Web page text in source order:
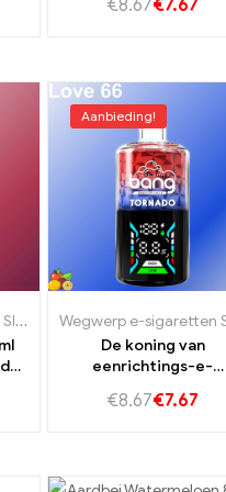
€8.67€7.67
Tsjechië
Slovenië
Wegwerp e-
Wegwerp e-sigaretten Slowakije ,Wegwerp e-
Aanbieding!
De koning van
eenrichtings-e-
40000 Liefde 66
€8.67€7.67